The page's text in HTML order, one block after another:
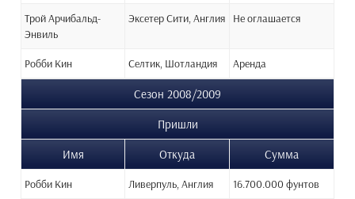
Трой Арчибальд-
Энвиль
Эксетер Сити, Англия Не оглашается
Робби Кин Селтик, Шотландия Аренда
Сезон 2008/2009
Пришли
Имя
Откуда Сумма
Робби Кин Ливерпуль, Англия 16.700.000 фунтов